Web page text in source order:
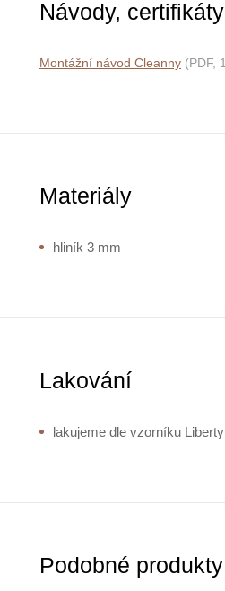
Návody, certifikáty
Montážní návod Cleanny (PDF,
Materiály
hliník 3 mm
Lakování
lakujeme dle vzorníku
Podobné produkty